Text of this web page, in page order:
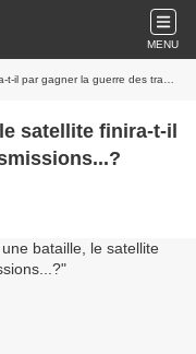
MENU
la guerre des transmissions...?
satellite finira-t-il